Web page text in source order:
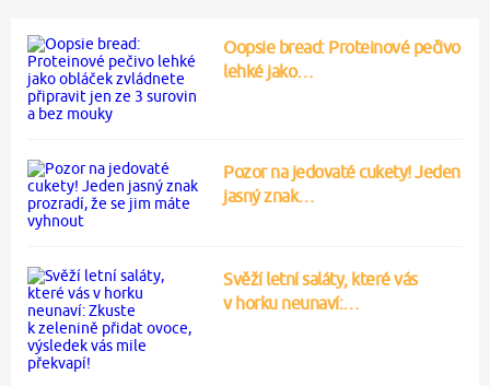
Oopsie bread: Proteinové pečivo
lehké jako…
Pozor na jedovaté cukety! Jeden
jasný znak…
Svěží letní saláty, které vás
v horku neunaví:…